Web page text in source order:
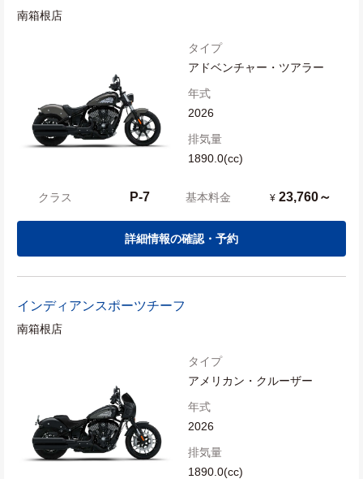
南箱根店
タイプ
アドベンチャー・ツアラー
年式
2026
排気量
1890.0(cc)
クラス P-7 基本料金 ¥ 23,760～
詳細情報の確認・予約
インディアンスポーツチーフ
南箱根店
タイプ
アメリカン・クルーザー
年式
2026
排気量
1890.0(cc)